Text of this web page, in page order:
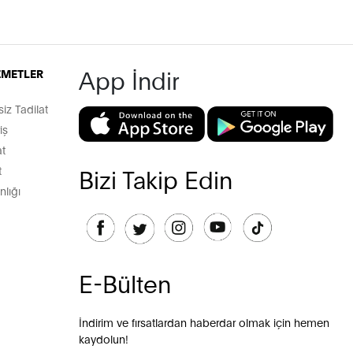
Tadilat
App İndir
Bizi Takip Edin
E-Bülten
İndirim ve fırsatlardan haberdar olmak için hemen
kaydolun!